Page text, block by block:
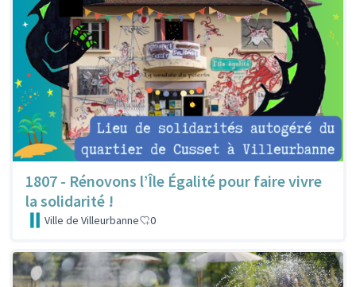
1807 - Rénovons l’Île Égalité pour faire vivre
la solidarité !
Ville de Villeurbanne 0